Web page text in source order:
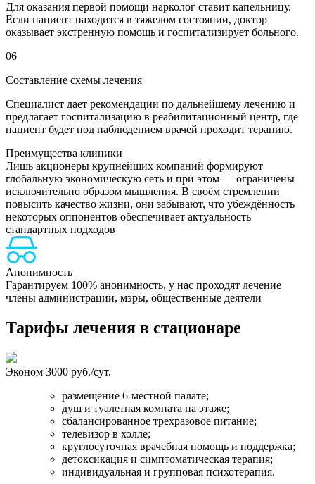
Для оказания первой помощи нарколог ставит капельницу.
Если пациент находится в тяжелом состоянии, доктор
оказывает экстренную помощь и госпитализирует больного.
06
Составление схемы лечения
Специалист дает рекомендации по дальнейшему лечению и
предлагает госпитализацию в реабилитационный центр, где
пациент будет под наблюдением врачей проходит терапию.
Преимущества клиники
Лишь акционеры крупнейших компаний формируют
глобальную экономическую сеть и при этом — ограничены
исключительно образом мышления. В своём стремлении
повысить качество жизни, они забывают, что убеждённость
некоторых оппонентов обеспечивает актуальность
стандартных подходов
Анонимность
Гарантируем 100% анонимность, у нас проходят лечение
члены администрации, мэры, общественные деятели
Тарифы лечения в стационаре
Эконом 3000 руб./сут.
размещение 6-местной палате;
душ и туалетная комната на этаже;
сбалансированное трехразовое питание;
телевизор в холле;
круглосуточная врачебная помощь и поддержка;
детоксикация и симптоматическая терапия;
индивидуальная и групповая психотерапия.